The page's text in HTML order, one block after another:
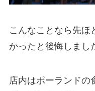
こんなことなら先ほ
かったと後悔しまし
店内はポーランドの